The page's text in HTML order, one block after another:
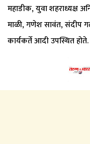
महाडीक, युवा शहराध्यक्ष
माळी, गणेश सावंत, संदीप
कार्यकर्ते आदी उपस्थित होते.